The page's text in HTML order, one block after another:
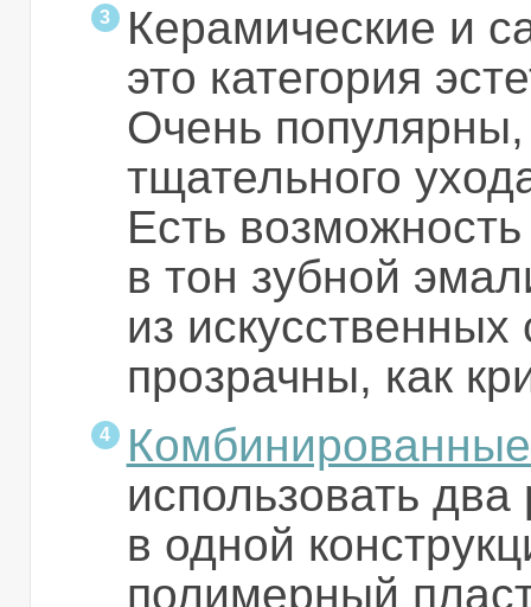
Керамические и
это категория
Очень популярны,
тщательного
Есть
в тон зубной
из
прозрачны, как
использовать
в одной
полимерный